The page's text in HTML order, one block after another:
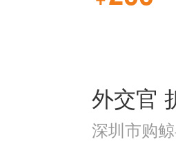
外交官
深圳市购